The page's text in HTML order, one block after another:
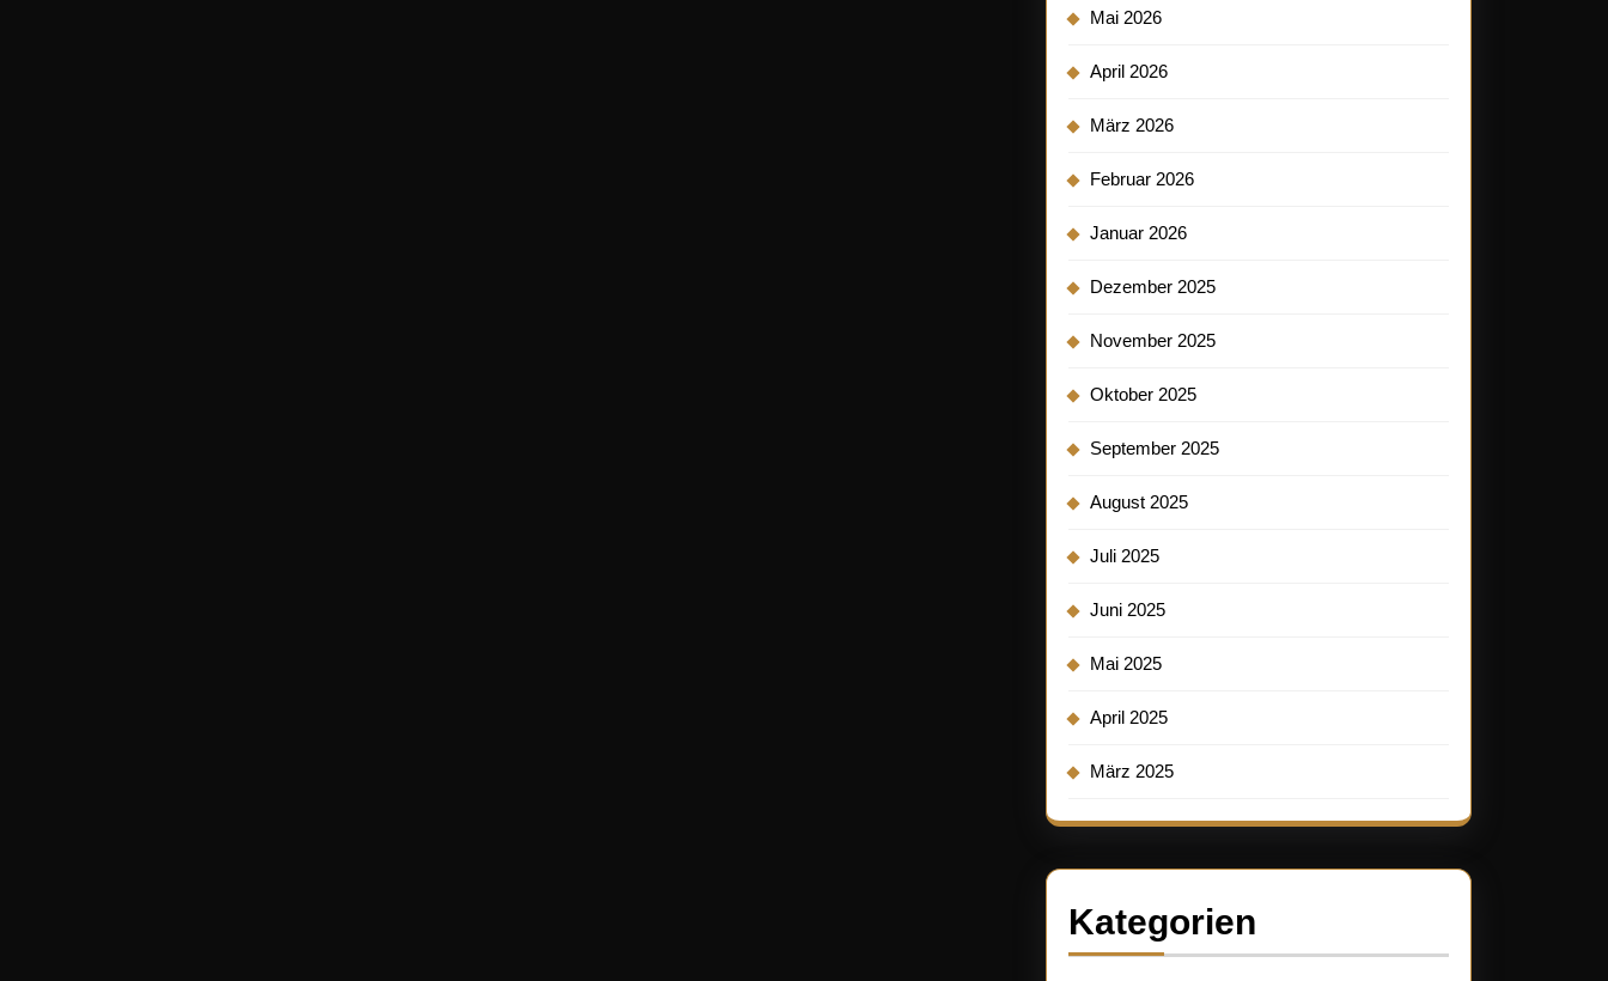
Mai 2026
April 2026
März 2026
Februar 2026
Januar 2026
Dezember 2025
November 2025
Oktober 2025
September 2025
August 2025
Juli 2025
Juni 2025
Mai 2025
April 2025
März 2025
Kategorien